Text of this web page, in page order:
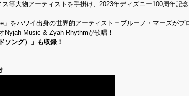
等大物アーティストを手掛け、2023年ディズニー100周年記
をハワイ出身の世界的アーティスト＝ブルーノ・マーズがプ
Nyjah Music & Zyah Rhythmが歌唱！
ソング）」も収録！